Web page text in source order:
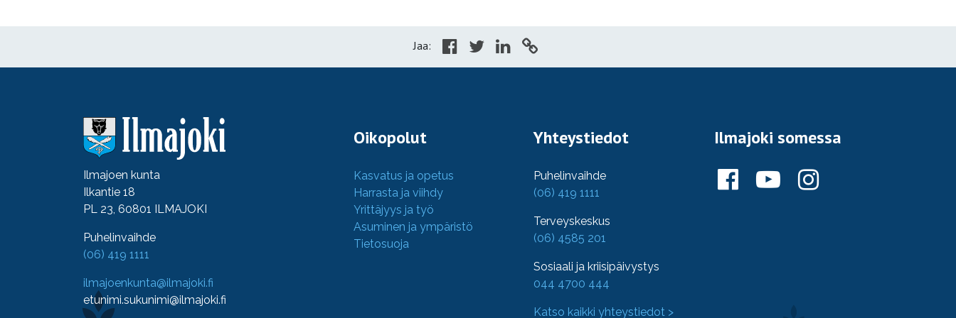
Jaa:
Ilmajoen kunta
Ilkantie 18
PL 23, 60801 ILMAJOKI
Puhelinvaihde
(06) 419 1111
ilmajoenkunta@ilmajoki.fi
etunimi.sukunimi@ilmajoki.fi
Oikopolut
Kasvatus ja opetus
Harrasta ja viihdy
Yrittäjyys ja työ
Asuminen ja ympäristö
Tietosuoja
Yhteystiedot
Puhelinvaihde
(06) 419 1111
Terveyskeskus
(06) 4585 201
Sosiaali ja kriisipäivystys
044 4700 444
Katso kaikki yhteystiedot >
Ilmajoki somessa